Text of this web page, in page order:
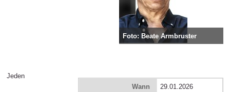
Foto: Beate Armbruster
Wann
29.01.2026
Jeden